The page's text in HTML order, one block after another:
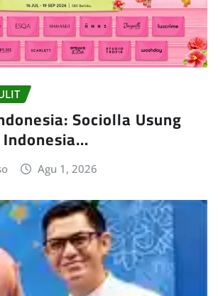
Sociolla Usung
Indonesia…
Agu 1, 2026